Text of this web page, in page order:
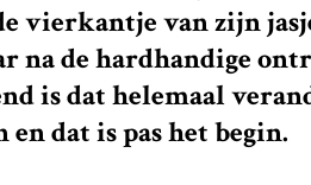
vierkantje van zijn
na de hardhandige
is dat helemaal
dat is pas het begin.